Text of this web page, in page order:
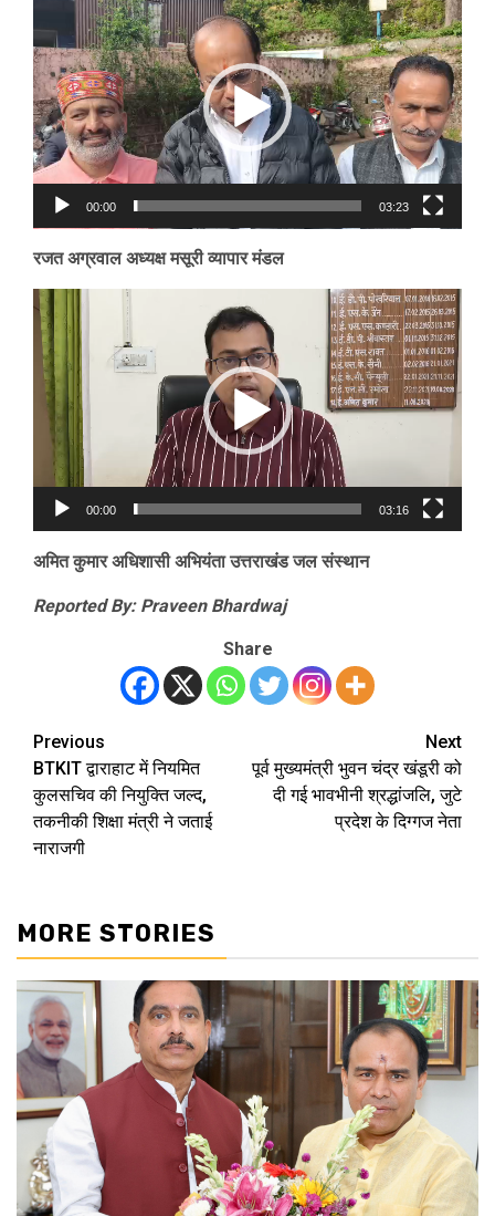
00:00 03:23
रजत अग्रवाल अध्यक्ष मसूरी व्यापार मंडल
Video
Player
00:00 03:16
अमित कुमार अधिशासी अभियंता उत्तराखंड जल संस्थान
Reported By: Praveen Bhardwaj
Share
Post
navigation
Previous
BTKIT द्वाराहाट में नियमित
कुलसचिव की नियुक्ति जल्द,
तकनीकी शिक्षा मंत्री ने जताई
नाराजगी
Next
पूर्व मुख्यमंत्री भुवन चंद्र खंडूरी को
दी गई भावभीनी श्रद्धांजलि, जुटे
प्रदेश के दिग्गज नेता
MORE STORIES